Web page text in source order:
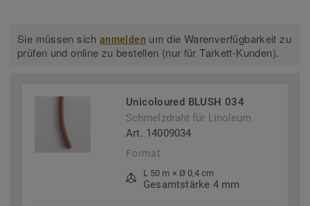
Sie müssen sichanmelden um die Warenverfügbarkeit zu
prüfen und online zu bestellen (nur für Tarkett-Kunden).
Unicoloured BLUSH 034
Schmelzdraht für Linoleum
Art. 14009034
Format
L 50 m × Ø 0,4 cm
Gesamtstärke 4 mm